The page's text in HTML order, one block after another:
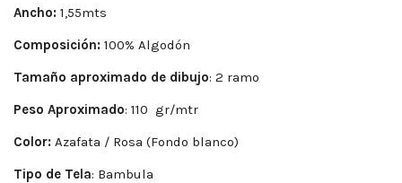
Ancho: 1,55mts
Composición: 100% Algodón
Tamaño aproximado de dibujo: 2 ramo
Peso Aproximado: 110 gr/mtr
Color: Azafata / Rosa (Fondo blanco)
Tipo de Tela: Bambula